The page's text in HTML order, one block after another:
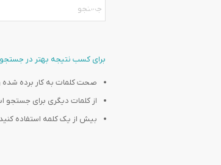
برای کسب نتیجه بهتر در جستجو،
صحت کلمات به کار برده شده
از کلمات دیگری برای جستجو
بیش از یک کلمه استفاده